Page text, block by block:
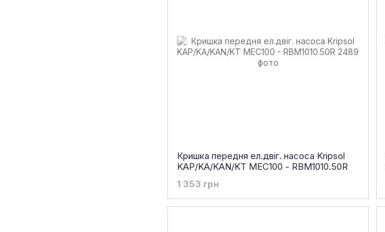
Кришка передня ел.двіг. насоса Kripsol
KAP/KA/KAN/KT MEC100 - RBM1010.50R
1 353 грн